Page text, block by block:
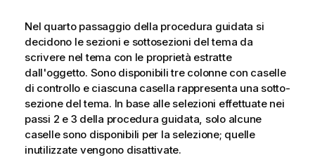
Nel quarto passaggio della procedura guidata si
decidono le sezioni e sottosezioni del tema da
scrivere nel tema con le proprietà estratte
dall'oggetto. Sono disponibili tre colonne con caselle
di controllo e ciascuna casella rappresenta una sotto-
sezione del tema. In base alle selezioni effettuate nei
passi 2 e 3 della procedura guidata, solo alcune
caselle sono disponibili per la selezione; quelle
inutilizzate vengono disattivate.